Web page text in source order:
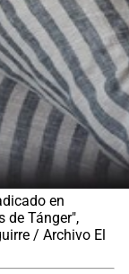
en
de Tánger",
/ Archivo El